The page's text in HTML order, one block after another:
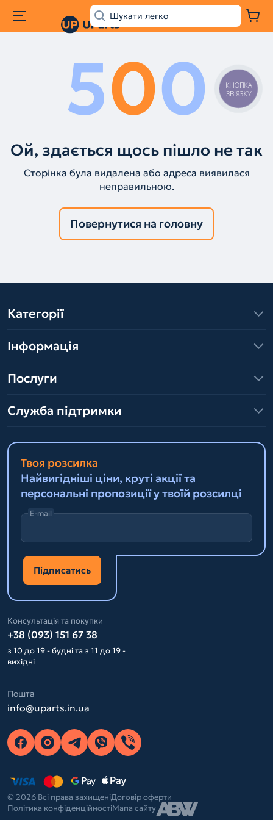
500
Ой, здається щось пішло не так
Сторінка була видалена або адреса виявилася
неправильною.
Повернутися на головну
Категорії
Інформація
Послуги
Служба підтримки
Твоя розсилка
Найвигідніші ціни, круті акції та
персональні пропозиції у твоїй розсилці
E-mail
Підписатись
Консультація та покупки
+38 (093) 151 67 38
з 10 до 19 - будні та з 11 до 19 -
вихідні
Пошта
info@uparts.in.ua
© 2026 Всі права захищеніДоговір оферти
Політика конфіденційностіМапа сайту
КНОПКА
ЗВ'ЯЗКУ